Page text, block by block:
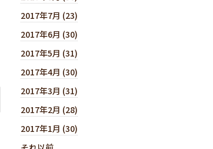
2017年7月 (23)
2017年6月 (30)
2017年5月 (31)
2017年4月 (30)
2017年3月 (31)
2017年2月 (28)
2017年1月 (30)